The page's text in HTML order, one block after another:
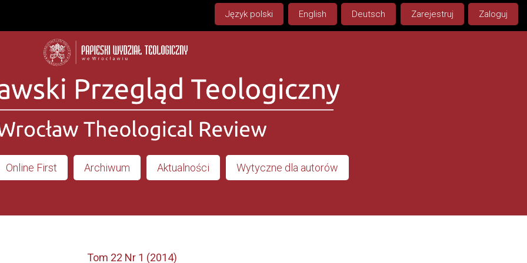
Język polski English Deutsch Zarejestruj Zaloguj
Online First Archiwum Aktualności Wytyczne dla autorów
Tom 22 Nr 1 (2014)